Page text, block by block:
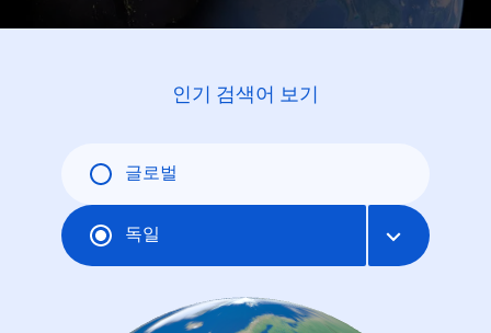
인기 검색어 보기
글로벌
독일